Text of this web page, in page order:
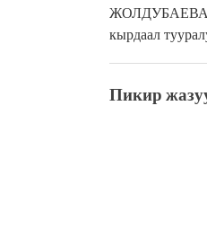
ЖОЛДУБАЕВА:
кырдаал
Пикир